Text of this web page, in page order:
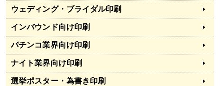
ウェディング・ブライダル印刷
インバウンド向け印刷
パチンコ業界向け印刷
ナイト業界向け印刷
選挙ポスター・為書き印刷